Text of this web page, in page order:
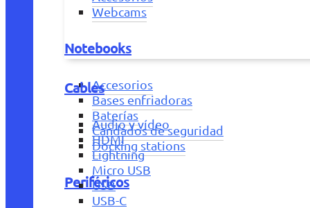
Webcams
Notebooks
Accesorios
Bases enfriadoras
Baterías
Candados de seguridad
Docking stations
Periféricos
Cables
Audio y vídeo
HDMI
Lightning
Micro USB
USB
USB-C